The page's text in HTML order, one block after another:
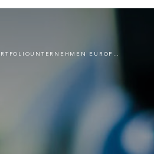
AURELIUS’ PORTFOLIOUNTERNEHMEN EUROPEAN IMAGING GROUP SCHLIESST ÜBERNAHME VON CAMERANU.NL B.V. ERFOLGREICH AB